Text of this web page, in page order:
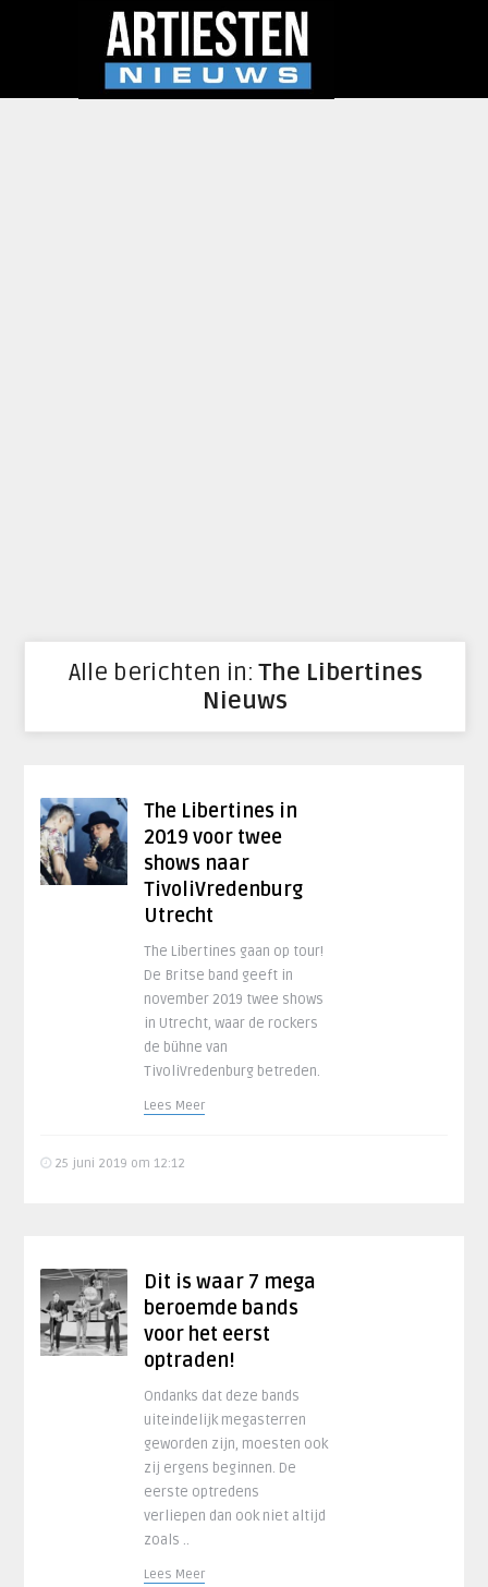
Alle berichten in:The Libertines
Nieuws
The Libertines in
2019 voor twee
shows naar
TivoliVredenburg
Utrecht
The Libertines gaan op tour!
De Britse band geeft in
november 2019 twee shows
in Utrecht, waar de rockers
de bühne van
TivoliVredenburg betreden.
Lees Meer
25 juni 2019 om 12:12
Dit is waar 7 mega
beroemde bands
voor het eerst
optraden!
Ondanks dat deze bands
uiteindelijk megasterren
geworden zijn, moesten ook
zij ergens beginnen. De
eerste optredens
verliepen dan ook niet altijd
zoals ..
Lees Meer